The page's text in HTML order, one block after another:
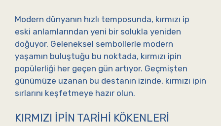
Modern dünyanın hızlı temposunda, kırmızı ip
eski anlamlarından yeni bir solukla yeniden
doğuyor. Geleneksel sembollerle modern
yaşamın buluştuğu bu noktada, kırmızı ipin
popülerliği her geçen gün artıyor. Geçmişten
günümüze uzanan bu destanın izinde, kırmızı ipin
sırlarını keşfetmeye hazır olun.
KIRMIZI İPIN TARIHI KÖKENLERI